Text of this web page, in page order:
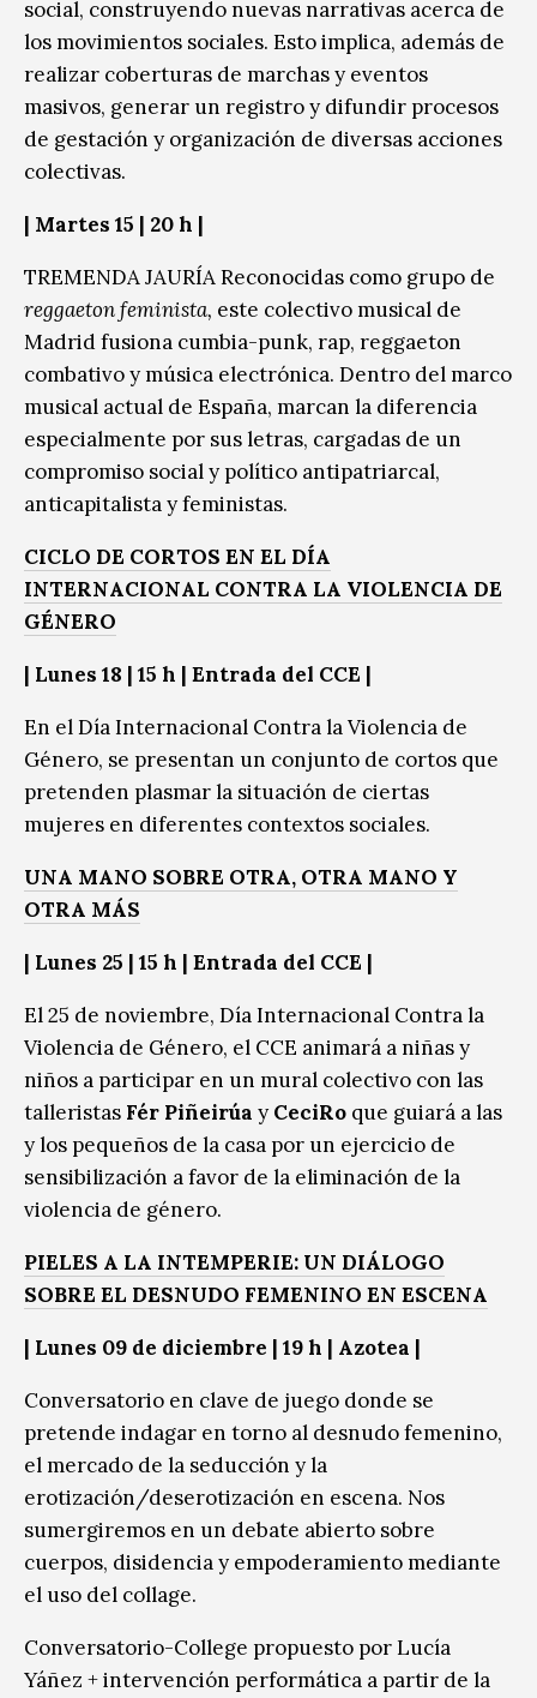
social, construyendo nuevas narrativas acerca de
los movimientos sociales. Esto implica, además de
realizar coberturas de marchas y eventos
masivos, generar un registro y difundir procesos
de gestación y organización de diversas acciones
colectivas.
| Martes 15 | 20 h |
TREMENDA JAURÍA Reconocidas como grupo de
reggaeton feminista, este colectivo musical de
Madrid fusiona cumbia-punk, rap, reggaeton
combativo y música electrónica. Dentro del marco
musical actual de España, marcan la diferencia
especialmente por sus letras, cargadas de un
compromiso social y político antipatriarcal,
anticapitalista y feministas.
CICLO DE CORTOS EN EL DÍA
INTERNACIONAL CONTRA LA VIOLENCIA DE
GÉNERO
| Lunes 18 | 15 h | Entrada del CCE |
En el Día Internacional Contra la Violencia de
Género, se presentan un conjunto de cortos que
pretenden plasmar la situación de ciertas
mujeres en diferentes contextos sociales.
UNA MANO SOBRE OTRA, OTRA MANO Y
OTRA MÁS
| Lunes 25 | 15 h | Entrada del CCE |
El 25 de noviembre, Día Internacional Contra la
Violencia de Género, el CCE animará a niñas y
niños a participar en un mural colectivo con las
talleristas Fér Piñeirúa y CeciRo que guiará a las
y los pequeños de la casa por un ejercicio de
sensibilización a favor de la eliminación de la
violencia de género.
PIELES A LA INTEMPERIE: UN DIÁLOGO
SOBRE EL DESNUDO FEMENINO EN ESCENA
| Lunes 09 de diciembre | 19 h | Azotea |
Conversatorio en clave de juego donde se
pretende indagar en torno al desnudo femenino,
el mercado de la seducción y la
erotización/deserotización en escena. Nos
sumergiremos en un debate abierto sobre
cuerpos, disidencia y empoderamiento mediante
el uso del collage.
Conversatorio-College propuesto por Lucía
Yáñez + intervención performática a partir de la